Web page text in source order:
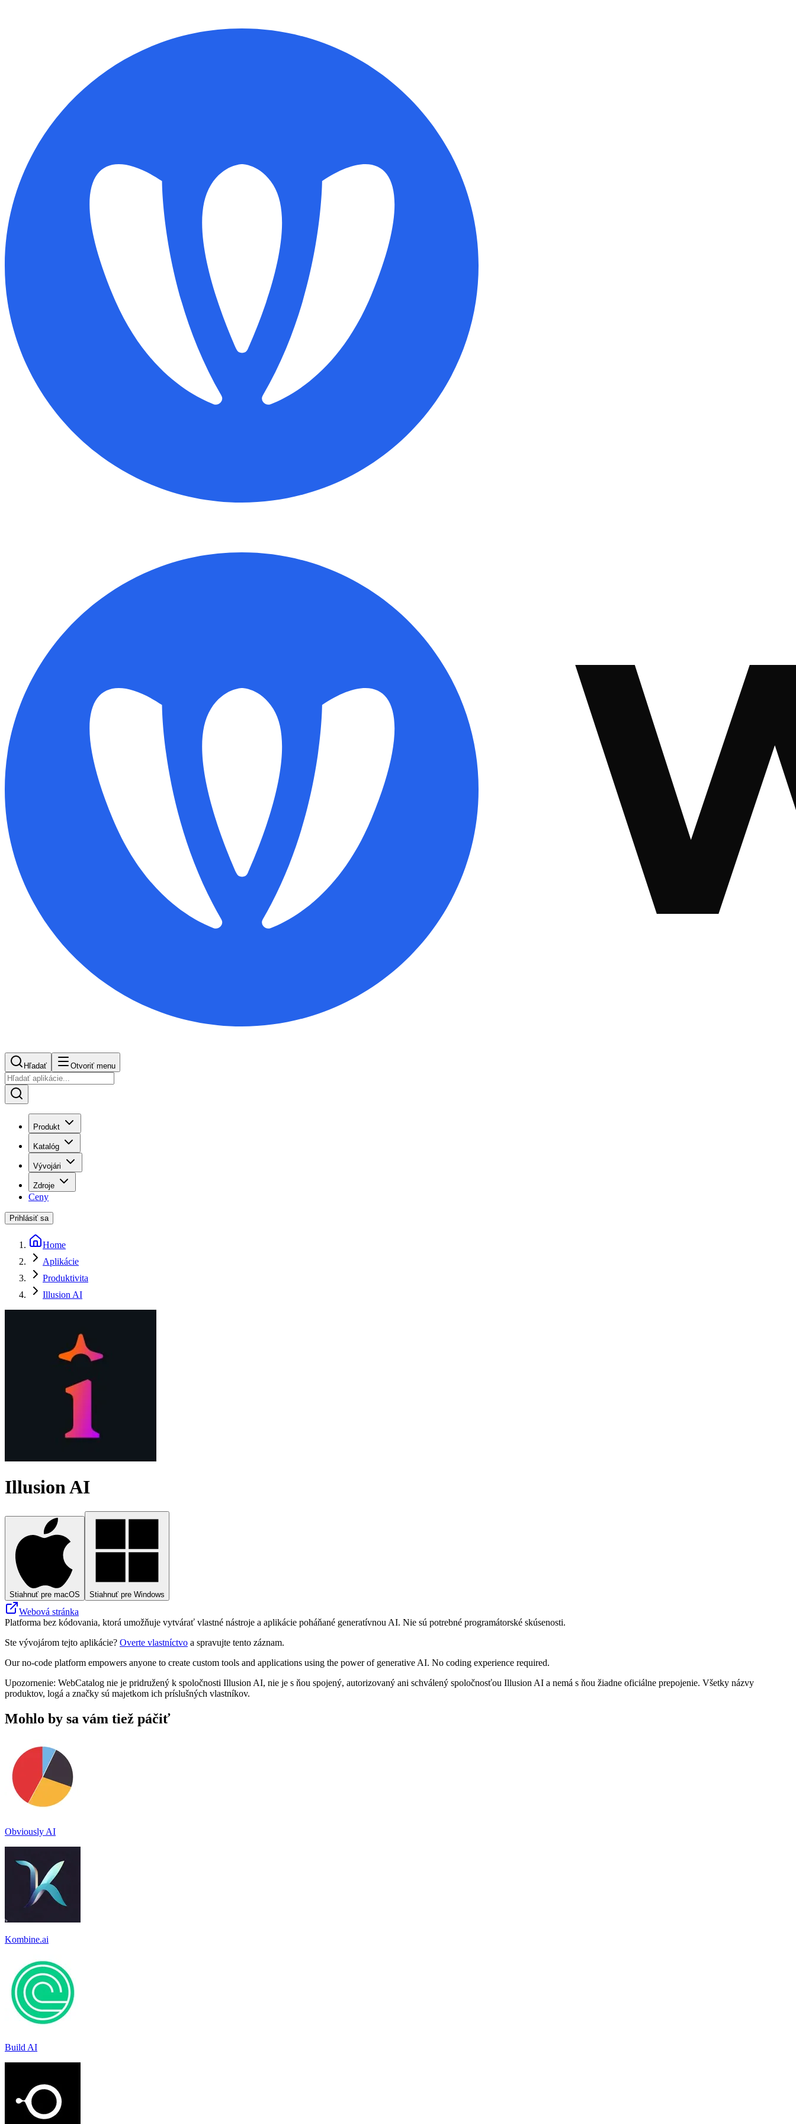
Hľadať Otvoriť menu
Produkt
Katalóg
Vývojári
Zdroje
Ceny
Prihlásiť sa
Home
Aplikácie
Produktivita
Illusion AI
Illusion AI
Stiahnuť pre macOS Stiahnuť pre Windows
Webová stránka
Platforma bez kódovania, ktorá umožňuje vytvárať vlastné nástroje a aplikácie poháňané generatívnou AI. Nie sú potrebné programátorské skúsenosti.
Ste vývojárom tejto aplikácie? Overte vlastníctvo a spravujte tento záznam.
Our no-code platform empowers anyone to create custom tools and applications using the power of generative AI. No coding experience required.
Upozornenie: WebCatalog nie je pridružený k spoločnosti Illusion AI, nie je s ňou spojený, autorizovaný ani schválený spoločnosťou Illusion AI a nemá s ňou žiadne oficiálne prepojenie. Všetky názvy
produktov, logá a značky sú majetkom ich príslušných vlastníkov.
Mohlo by sa vám tiež páčiť
Obviously AI
Kombine.ai
Build AI